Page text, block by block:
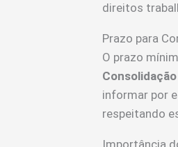
direitos
Prazo para
O prazo
informar por
respeitando